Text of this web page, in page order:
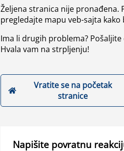
Željena stranica nije pronađena.
pregledajte mapu veb-sajta
Ima li drugih problema?
Hvala vam na strpljenju!
Vratite se na početak
stranice
Napišite povratnu